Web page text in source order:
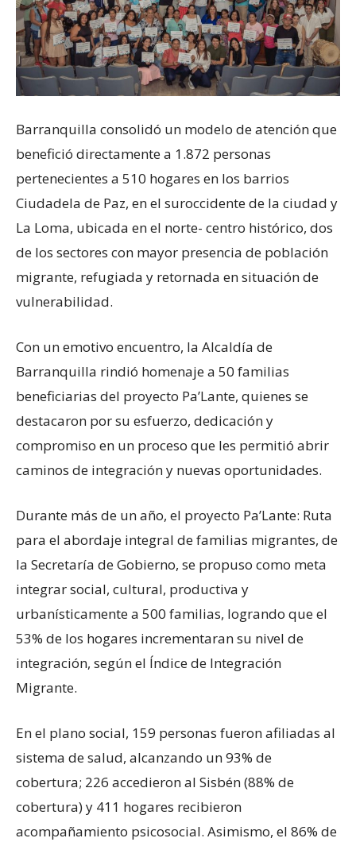
Barranquilla consolidó un modelo de atención que
benefició directamente a 1.872 personas
pertenecientes a 510 hogares en los barrios
Ciudadela de Paz, en el suroccidente de la ciudad y
La Loma, ubicada en el norte- centro histórico, dos
de los sectores con mayor presencia de población
migrante, refugiada y retornada en situación de
vulnerabilidad.
Con un emotivo encuentro, la Alcaldía de
Barranquilla rindió homenaje a 50 familias
beneficiarias del proyecto Pa’Lante, quienes se
destacaron por su esfuerzo, dedicación y
compromiso en un proceso que les permitió abrir
caminos de integración y nuevas oportunidades.
Durante más de un año, el proyecto Pa’Lante: Ruta
para el abordaje integral de familias migrantes, de
la Secretaría de Gobierno, se propuso como meta
integrar social, cultural, productiva y
urbanísticamente a 500 familias, logrando que el
53% de los hogares incrementaran su nivel de
integración, según el Índice de Integración
Migrante.
En el plano social, 159 personas fueron afiliadas al
sistema de salud, alcanzando un 93% de
cobertura; 226 accedieron al Sisbén (88% de
cobertura) y 411 hogares recibieron
acompañamiento psicosocial. Asimismo, el 86% de